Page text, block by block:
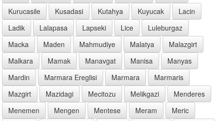
Kurucasile
Kusadasi Kutahya Kuyucak
Lacin
Ladik
Lalapasa Lapseki Lice
Luleburgaz
Macka
Maden Mahmudiye Malatya
Malazgirt
Malkara
Mamak Manavgat Manisa
Manyas
Mardin
Marmara Ereglisi Marmara
Marmaris
Mazgirt
Mazidagi Mecitozu Melikgazi
Menderes
Menemen
Mengen Mentese Meram
Meric